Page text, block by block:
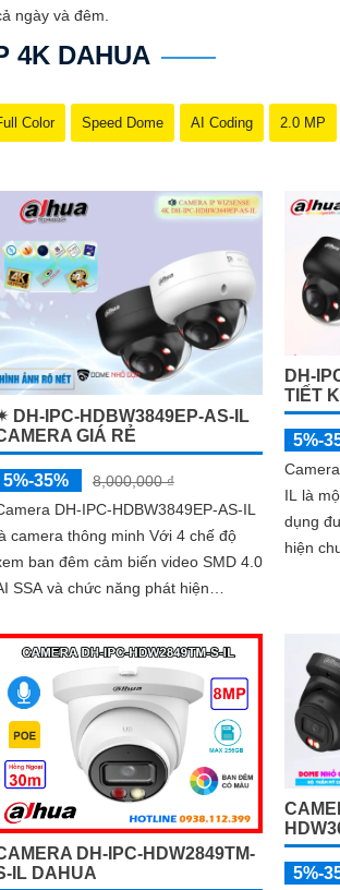
ngày và đêm.
4K DAHUA
Color Speed Dome AI Coding 2.0 MP
DH-IPC-HDBW3849EP-AS-IL
GIÁ RẺ
5%-35%
8,000,000 ₫
DH-IPC-HDBW3849EP-AS-IL
camera thông minh Với 4 chế độ
ban đêm cảm biến video SMD 4.0
SSA và chức năng phát hiện
vệ hiệu quả cho ngôi nhà hay
doanh nghiệp của bạn
DH-
TIẾT
5%-
IL là
dụng
hiện
DH-IPC-HDW2849TM-
IL DAHUA
5%-